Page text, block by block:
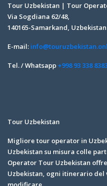
Tour Uzbekistan | Tour
Via Sogdiana 62/48,
140165-Samarkand, Uzbekistan
E-mail:
Tel. / Whatsapp +998 93 338
Tour Uzbekistan
Migliore tour operator in
Uzbekistan su misura colle
Operator Tour Uzbekistan
Uzbekistan, ogni itinerario del